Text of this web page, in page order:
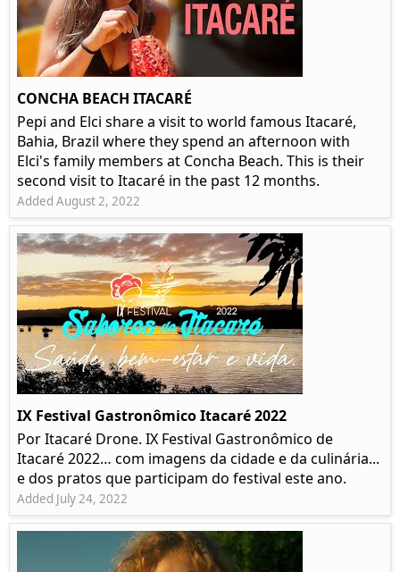
CONCHA BEACH ITACARÉ
Pepi and Elci share a visit to world famous Itacaré,
Bahia, Brazil where they spend an afternoon with
Elci's family members at Concha Beach. This is their
second visit to Itacaré in the past 12 months.
Added August 2, 2022
IX Festival Gastronômico Itacaré 2022
Por Itacaré Drone. IX Festival Gastronômico de
Itacaré 2022… com imagens da cidade e da culinária...
e dos pratos que participam do festival este ano.
Added July 24, 2022